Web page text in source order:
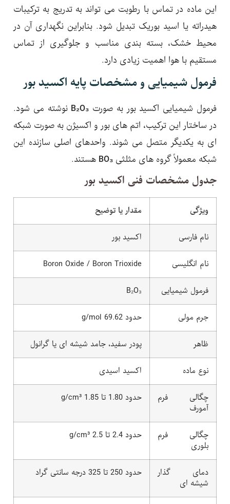
این ماده در تماس با رطوبت می تواند به تدریج به ترکیبات
هیدراته یا اسید بوریک تبدیل شود. بنابراین نگهداری آن در
محیط خشک، بسته بندی مناسب و جلوگیری از تماس
مستقیم با هوا اهمیت زیادی دارد.
فرمول شیمیایی و مشخصات پایه اکسید بور
فرمول شیمیایی اکسید بور به صورتB₂O₃نوشته می شود.
در ساختار این ترکیب، اتم های بور و اکسیژن به صورت شبکه
ای به یکدیگر متصل می شوند. واحدهای اصلی سازنده این
شبکه معمولاً گروه های مثلثیBO₃هستند.
جدول مشخصات فنی اکسید بور
ویژگی مقدار یا توضیح
نام فارسی اکسید بور
نام انگلیسی Boron Oxide / Boron Trioxide
فرمول شیمیایی B₂O₃
جرم مولی حدود 69.62 g/mol
ظاهر پودر سفید، جامد شیشه ای یا گرانول
نوع ماده اکسید اسیدی
چگالی فرم
آمورف
حدود 1.80 تا 1.85 g/cm³
چگالی فرم
بلوری
حدود 2.4 تا 2.5 g/cm³
دمای گذار
شیشه ای
حدود 250 تا 325 درجه سانتی گراد